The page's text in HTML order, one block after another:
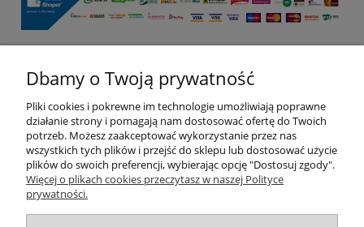
Pomoc
Moje konto
Płatności i dostawa
Dbamy o Twoją prywatność
Pliki cookies i pokrewne im technologie umożliwiają poprawne
działanie strony i pomagają nam dostosować ofertę do Twoich
potrzeb. Możesz zaakceptować wykorzystanie przez nas
wszystkich tych plików i przejść do sklepu lub dostosować użycie
plików do swoich preferencji, wybierając opcję "Dostosuj zgody".
Więcej o plikach cookies przeczytasz w naszej Polityce
prywatności.